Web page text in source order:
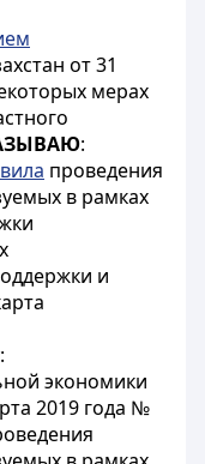
от 31
мерах
:
проведения
в рамках
и
экономики
2019 года №